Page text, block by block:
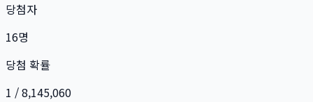
당첨자
16명
당첨 확률
1 / 8,145,060